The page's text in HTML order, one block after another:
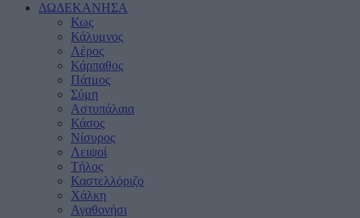
ΔΩΔΕΚΑΝΗΣΑ
Κως
Κάλυμνος
Λέρος
Κάρπαθος
Πάτμος
Σύμη
Αστυπάλαια
Κάσος
Νίσυρος
Λειψοί
Τήλος
Καστελλόριζο
Χάλκη
Αγαθονήσι